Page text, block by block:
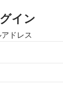
イン
ドレス